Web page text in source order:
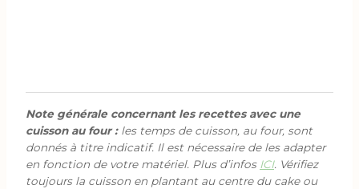
Note générale concernant les recettes avec une
cuisson au four :les temps de cuisson, au four, sont
donnés à titre indicatif. Il est nécessaire de les adapter
en fonction de votre matériel. Plus d’infos ICI. Vérifiez
toujours la cuisson en plantant au centre du cake ou